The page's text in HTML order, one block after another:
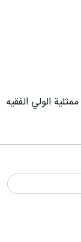
في ممثلية الولي الفقيه